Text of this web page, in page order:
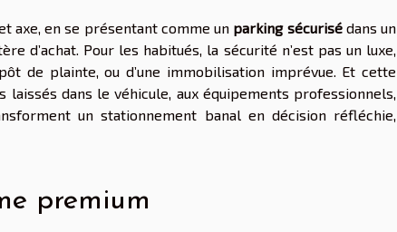
axe, en se présentant comme un parking sécurisédans un
d’achat. Pour les habitués, la sécurité n’est pas un luxe,
de plainte, ou d’une immobilisation imprévue. Et cette
laissés dans le véhicule, aux équipements professionnels,
un stationnement banal en décision réfléchie,
premium